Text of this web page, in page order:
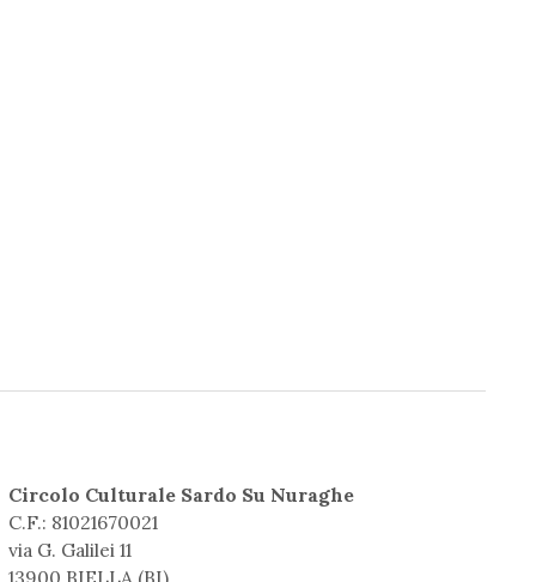
Circolo Culturale Sardo Su Nuraghe
C.F.: 81021670021
via G. Galilei 11